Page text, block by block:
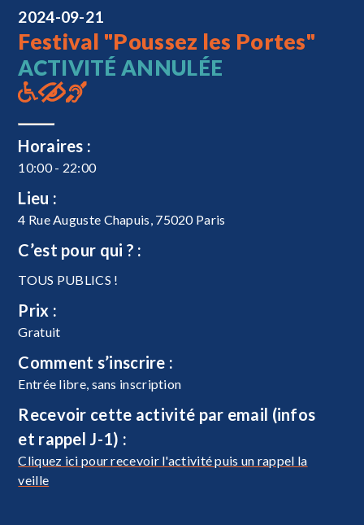
2024-09-21
Festival "Poussez les Portes"
ACTIVITÉ ANNULÉE
Horaires :
10:00 - 22:00
Lieu :
4 Rue Auguste Chapuis, 75020 Paris
C’est pour qui ? :
TOUS PUBLICS !
Prix :
Gratuit
Comment s’inscrire :
Entrée libre, sans inscription
Recevoir cette activité par email (infos
et rappel J-1) :
Cliquez ici pour recevoir l'activité puis un rappel la
veille